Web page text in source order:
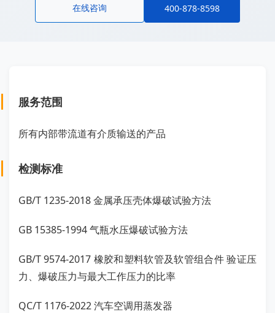
在线咨询 400-878-8598
服务范围
所有内部带流道有介质输送的产品
检测标准
GB/T 1235-2018 金属承压壳体爆破试验方法
GB 15385-1994 气瓶水压爆破试验方法
GB/T 9574-2017 橡胶和塑料软管及软管组合件 验证压
力、爆破压力与最大工作压力的比率
QC/T 1176-2022 汽车空调用蒸发器